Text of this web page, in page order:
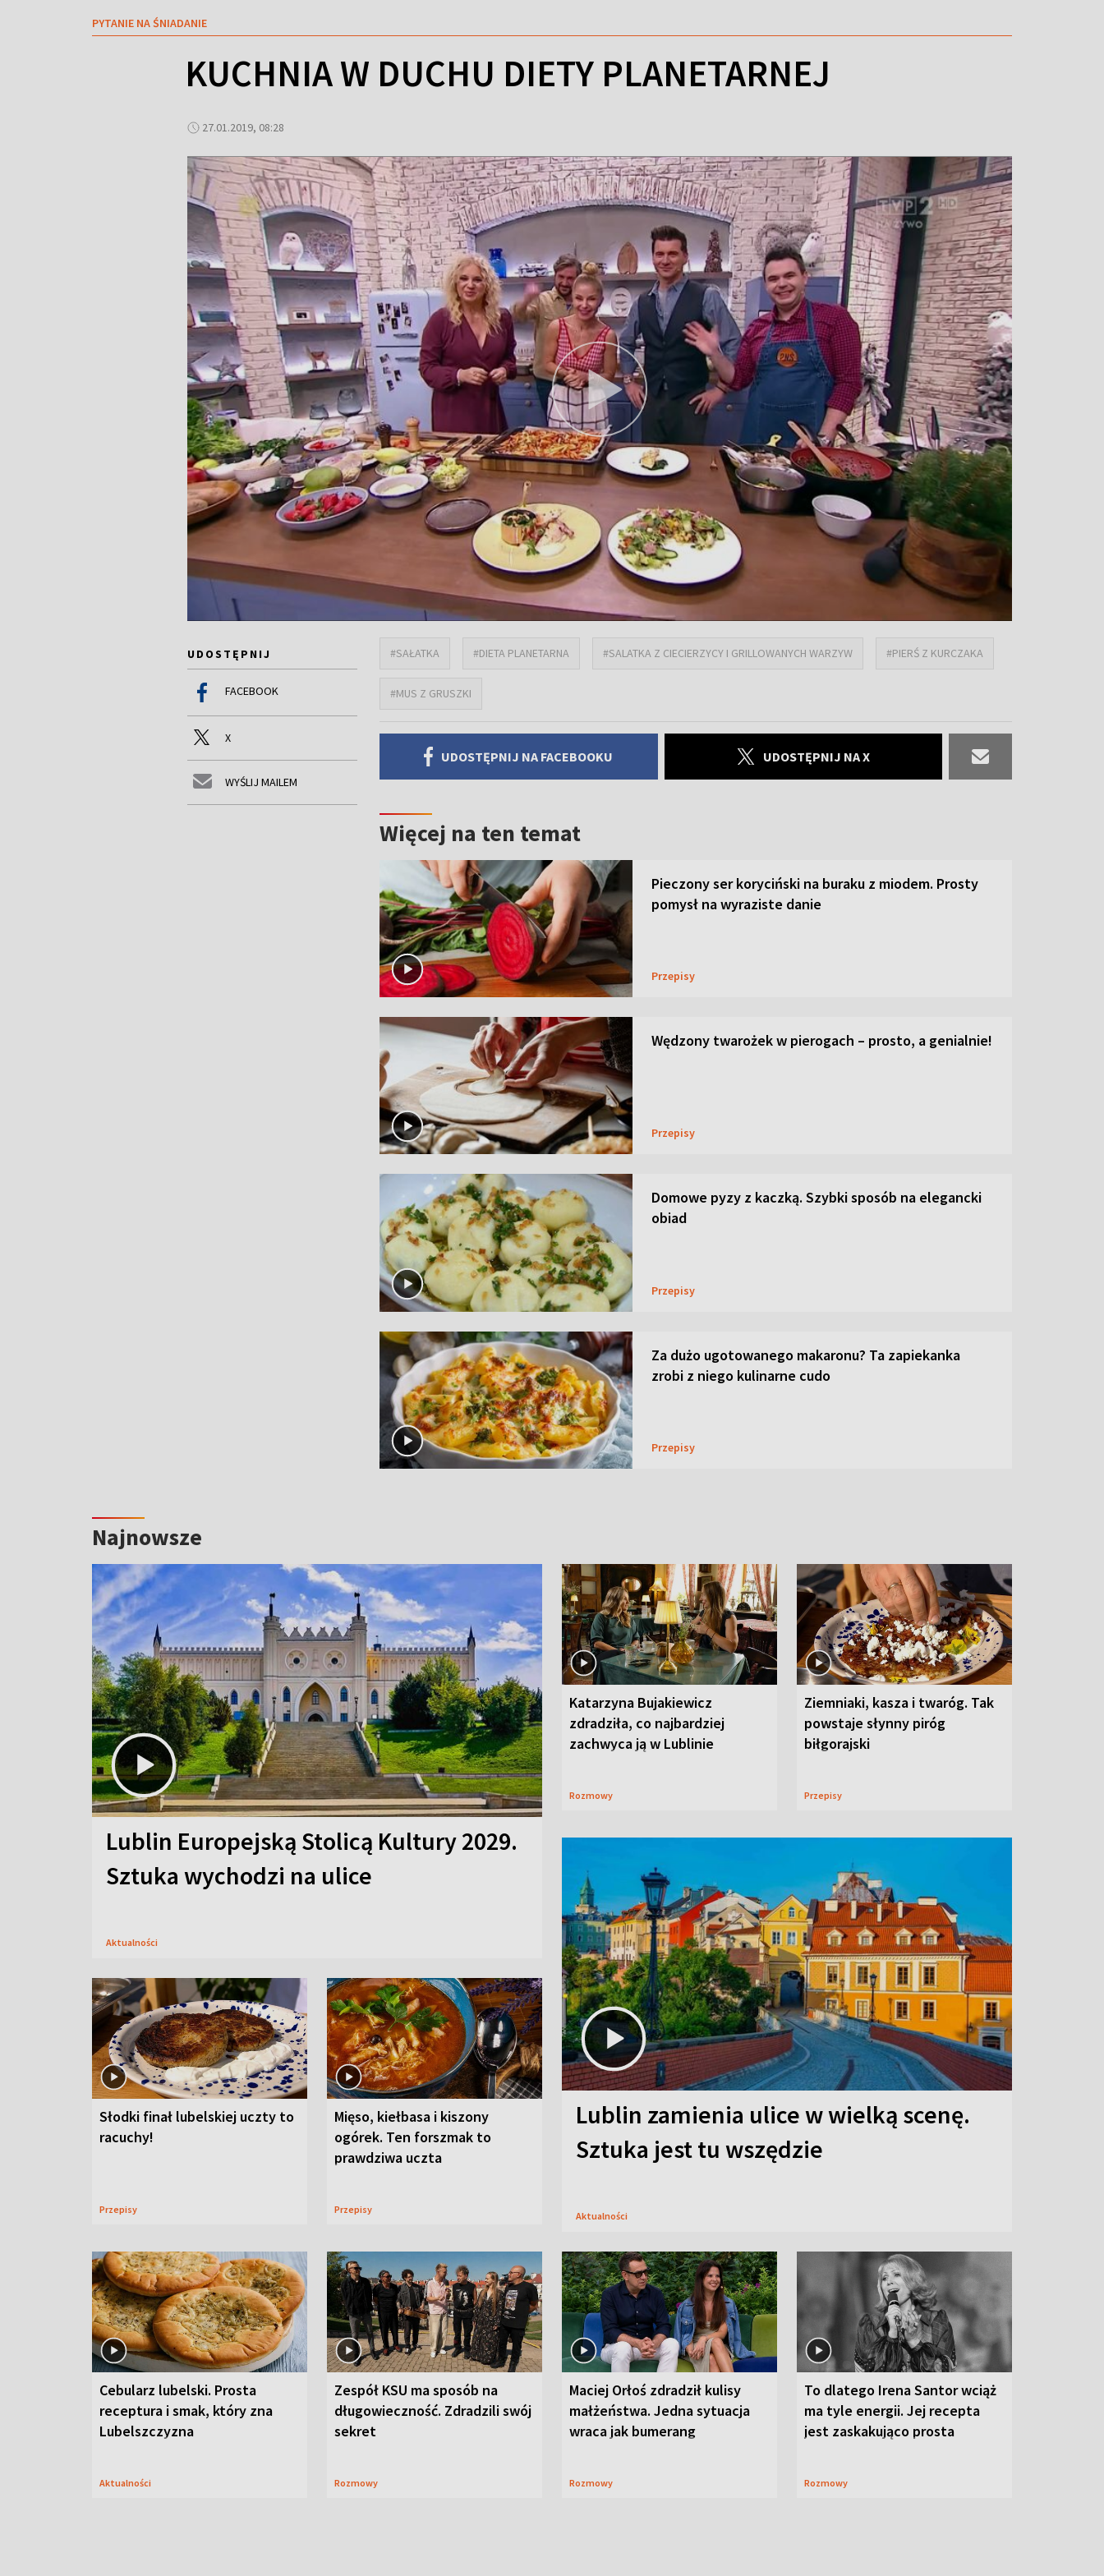
PYTANIE NA ŚNIADANIE
KUCHNIA W DUCHU DIETY PLANETARNEJ
27.01.2019, 08:28
UDOSTĘPNIJ
FACEBOOK
X
WYŚLIJ MAILEM
#SAŁATKA #DIETA PLANETARNA #SALATKA Z CIECIERZYCY I GRILLOWANYCH WARZYW #PIERŚ Z KURCZAKA
#MUS Z GRUSZKI
UDOSTĘPNIJ NA FACEBOOKU UDOSTĘPNIJ NA X
Więcej na ten temat
Pieczony ser koryciński na buraku z miodem. Prosty
pomysł na wyraziste danie
Przepisy
Wędzony twarożek w pierogach – prosto, a genialnie!
Przepisy
Domowe pyzy z kaczką. Szybki sposób na elegancki
obiad
Przepisy
Za dużo ugotowanego makaronu? Ta zapiekanka
zrobi z niego kulinarne cudo
Przepisy
Najnowsze
Lublin Europejską Stolicą Kultury 2029.
Sztuka wychodzi na ulice
Aktualności
Katarzyna Bujakiewicz
zdradziła, co najbardziej
zachwyca ją w Lublinie
Rozmowy
Ziemniaki, kasza i twaróg. Tak
powstaje słynny piróg
biłgorajski
Przepisy
Słodki finał lubelskiej uczty to
racuchy!
Przepisy
Mięso, kiełbasa i kiszony
ogórek. Ten forszmak to
prawdziwa uczta
Przepisy
Lublin zamienia ulice w wielką scenę.
Sztuka jest tu wszędzie
Aktualności
Cebularz lubelski. Prosta
receptura i smak, który zna
Lubelszczyzna
Aktualności
Zespół KSU ma sposób na
długowieczność. Zdradzili swój
sekret
Rozmowy
Maciej Orłoś zdradził kulisy
małżeństwa. Jedna sytuacja
wraca jak bumerang
Rozmowy
To dlatego Irena Santor wciąż
ma tyle energii. Jej recepta
jest zaskakująco prosta
Rozmowy